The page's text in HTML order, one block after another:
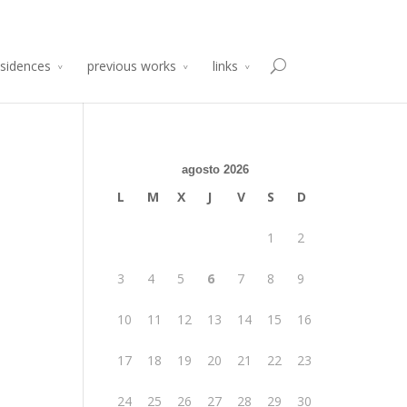
previous works links
agosto 2026
L M X J V S D
1 2
3 4 5 6 7 8 9
10 11 12 13 14 15 16
17 18 19 20 21 22 23
24 25 26 27 28 29 30